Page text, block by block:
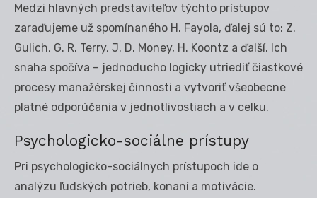
Medzi hlavných predstaviteľov týchto prístupov
zaraďujeme už spomínaného H. Fayola, ďalej sú to: Z.
Gulich, G. R. Terry, J. D. Money, H. Koontz a ďalší. Ich
snaha spočíva – jednoducho logicky utriediť čiastkové
procesy manažérskej činnosti a vytvoriť všeobecne
platné odporúčania v jednotlivostiach a v celku.
Psychologicko-sociálne prístupy
Pri psychologicko-sociálnych prístupoch ide o
analýzu ľudských potrieb, konaní a motivácie.